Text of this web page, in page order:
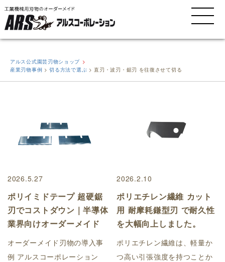
MENU
アルス公式園芸刃物ショップ
産業刃物事例 >切る方法で選ぶ >直刃・波刃・鋸刃 を往復させて切る
2026.5.27
ポリイミドテープ 超硬鋸
刃でコストダウン｜半導体
業界向けオーダーメイド
オーダーメイド刃物の導入事
例 アルスコーポレーション
2026.2.10
ポリエチレン繊維 カット
用 耐摩耗鎌型刃 で耐久性
を大幅向上しました。
ポリエチレン繊維は、軽量か
つ高い引張強度を持つことか